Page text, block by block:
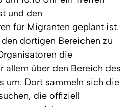
und den
für Migranten geplant ist.
dortigen Bereichen zu
die
allem über den Bereich des
um. Dort sammeln sich die
die offiziell